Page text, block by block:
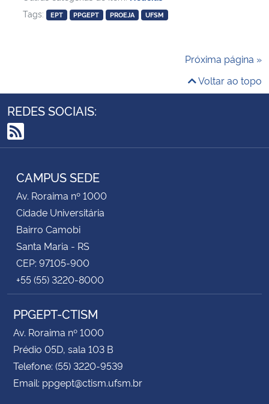
Tags:
EPT PPGEPT PROEJA UFSM
Próxima página »
Voltar ao topo
REDES SOCIAIS:
RSS
CAMPUS SEDE
Av. Roraima nº 1000
Cidade Universitária
Bairro Camobi
Santa Maria - RS
CEP: 97105-900
+55 (55) 3220-8000
PPGEPT-CTISM
Av. Roraima nº 1000
Prédio 05D, sala 103 B
Telefone: (55) 3220-9539
Email: ppgept@ctism.ufsm.br